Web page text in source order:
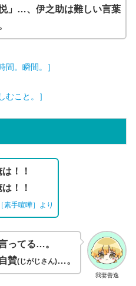
」…、伊之助は難しい言葉
間。瞬間。］
むこと。］
！！
！！
素手喧嘩］より
我妻善逸
ってる…。
賛(じがじさん)…。